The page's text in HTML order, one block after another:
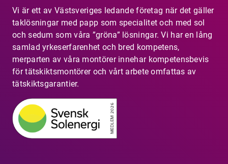
Vi är ett av Västsveriges ledande företag när det gäller
taklösningar med papp som specialitet och med sol
och sedum som våra ”gröna” lösningar. Vi har en lång
samlad yrkeserfarenhet och bred kompetens,
merparten av våra montörer innehar kompetensbevis
för tätskiktsmontörer och vårt arbete omfattas av
tätskiktsgarantier.